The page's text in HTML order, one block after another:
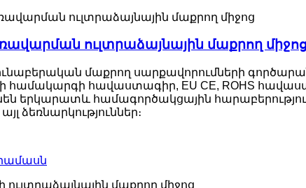
ուլտրաձայնային մաքրող միջոց
մաքրող սարքավորումների
համակարգի հավաստագիր, EU CE, ROHS
երկարատև համագործակցային
ձեռնարկություններ։